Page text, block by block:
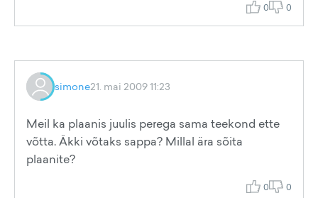
0 0
simone21. mai 2009 11:23
Meil ka plaanis juulis perega sama teekond ette
võtta. Äkki võtaks sappa? Millal ära sõita
plaanite?
0 0